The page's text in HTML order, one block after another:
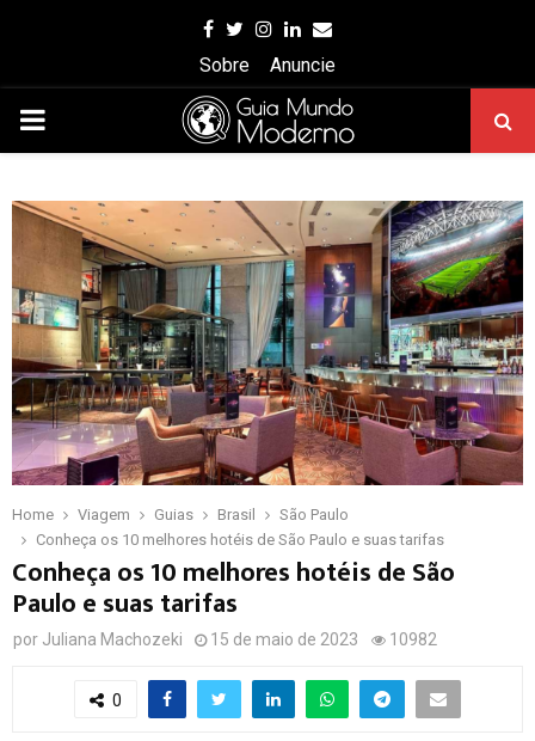
Facebook
Twitter
Instagram
Linkedin
Email
Sobre
Anuncie
PRIMARY
Home Viagem Guias Brasil
São Paulo
Conheça os 10 melhores hotéis de São Paulo e suas tarifas
Conheça os 10 melhores hotéis de São
Paulo e suas tarifas
por Juliana Machozeki 15 de maio de 2023 10982
0